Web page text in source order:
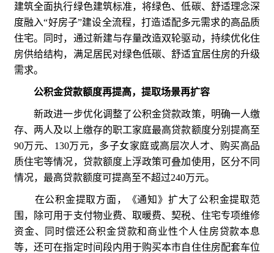
建筑全面执行绿色建筑标准，将绿色、低碳、舒适理念深
度融入“好房子”建设全流程，打造适配多元需求的高品质
住宅。同时，通过新建与存量改造双轮驱动，持续优化住
房供给结构，满足居民对绿色低碳、舒适宜居住房的升级
需求。
公积金贷款额度再提高，提取场景再扩容
新政进一步优化调整了公积金贷款政策，明确一人缴
存、两人及以上缴存的职工家庭最高贷款额度分别提高至
90万元、130万元，多子女家庭或高层次人才、购买高品
质住宅等情况，贷款额度上浮政策可叠加使用，区分不同
情况，最高贷款额度可提高至不超过240万元。
在公积金提取方面，《通知》扩大了公积金提取范
围，除可用于支付物业费、取暖费、契税、住宅专项维修
资金、同时偿还公积金贷款和商业性个人住房贷款本息
等，还可在指定时间段内用于购买本市自住住房配套车位